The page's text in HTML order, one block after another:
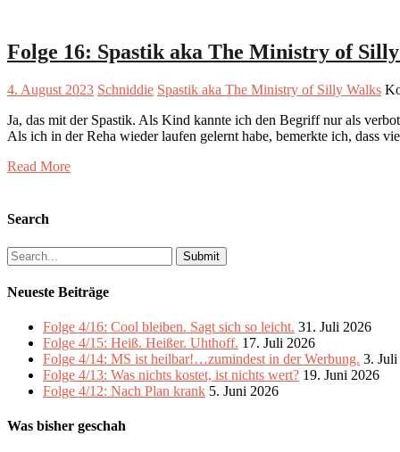
Folge 16: Spastik aka The Ministry of
4. August 2023 Schniddie Spastik aka The Ministry of Silly Walks
Ja, das mit der Spastik. Als Kind kannte ich den Begriff nur als
Als ich in der Reha wieder laufen gelernt habe, bemerkte ich, dass
Read More
Search
Search
for:
Neueste Beiträge
Folge 4/16: Cool bleiben. Sagt sich so leicht. 31. Juli 2026
Folge 4/15: Heiß. Heißer. Uhthoff. 17. Juli 2026
Folge 4/14: MS ist heilbar!…zumindest in der Werbung. 3.
Folge 4/13: Was nichts kostet, ist nichts wert? 19. Juni 2026
Folge 4/12: Nach Plan krank 5. Juni 2026
Was bisher geschah